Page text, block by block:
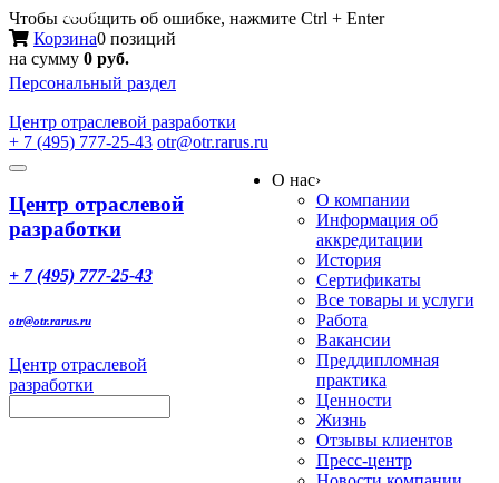
Чтобы сообщить об ошибке, нажмите Ctrl + Enter
Корзина0 позиций
на сумму 0 руб.
Персональный раздел
Центр отраслевой разработки
+ 7 (495) 777-25-43 otr@otr.rarus.ru
Toggle
Меню
Центр отраслевой
разработки
+ 7 (495) 777-25-43
otr@otr.rarus.ru
Центр отраслевой
разработки
О нас›
О компании
Информация об
аккредитации
История
Сертификаты
Все товары и услуги
Работа
Вакансии
Преддипломная
практика
Ценности
Жизнь
Отзывы клиентов
Пресс-центр